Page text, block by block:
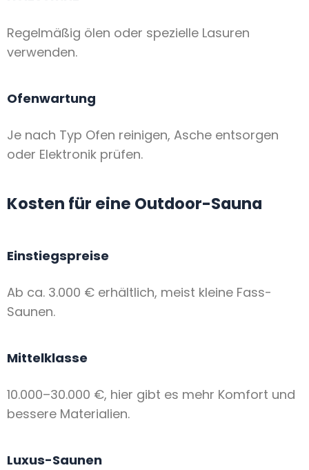
Regelmäßig ölen oder spezielle Lasuren
verwenden.
Ofenwartung
Je nach Typ Ofen reinigen, Asche entsorgen
oder Elektronik prüfen.
Kosten für eine Outdoor-Sauna
Einstiegspreise
Ab ca. 3.000 € erhältlich, meist kleine Fass-
Saunen.
Mittelklasse
10.000–30.000 €, hier gibt es mehr Komfort und
bessere Materialien.
Luxus-Saunen